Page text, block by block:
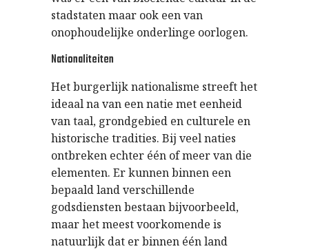
stadstaten maar ook een van
onophoudelijke onderlinge oorlogen.
Nationaliteiten
Het burgerlijk nationalisme streeft het
ideaal na van een natie met eenheid
van taal, grondgebied en culturele en
historische tradities. Bij veel naties
ontbreken echter één of meer van die
elementen. Er kunnen binnen een
bepaald land verschillende
godsdiensten bestaan bijvoorbeeld,
maar het meest voorkomende is
natuurlijk dat er binnen één land